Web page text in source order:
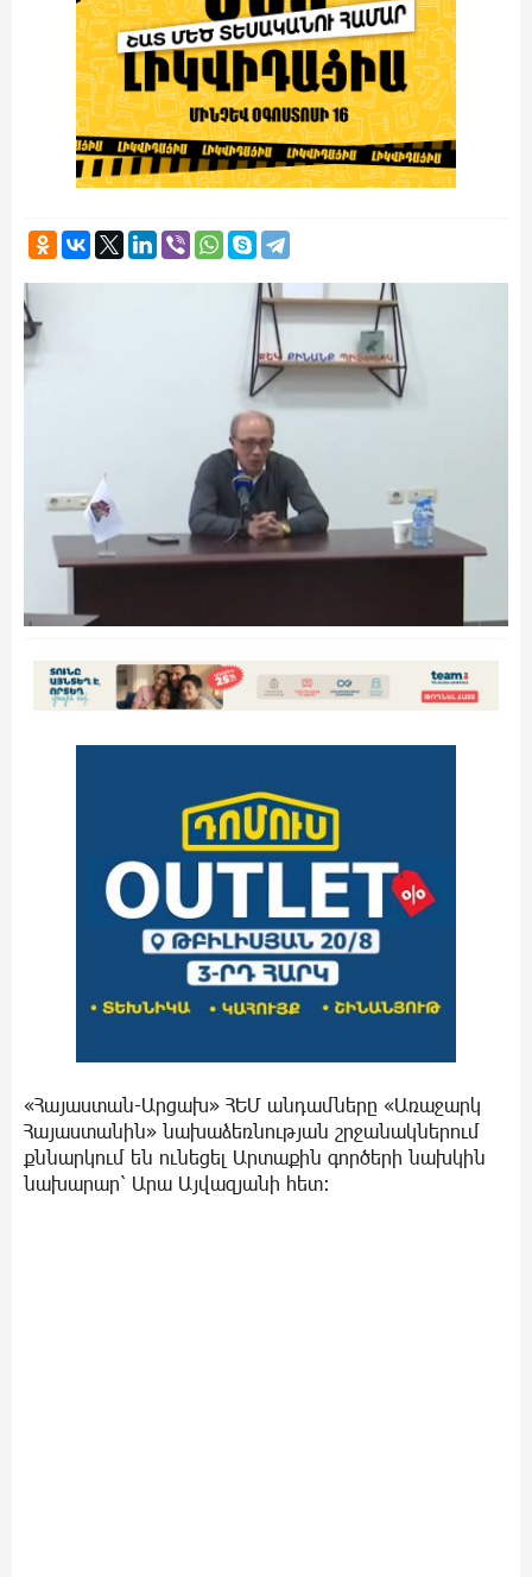
«Հայաստան-Արցախ» ՀԵՄ անդամները «Առաջարկ
Հայաստանին» նախաձեռնության շրջանակներում
քննարկում են ունեցել Արտաքին գործերի նախկին
նախարար՝ Արա Այվազյանի հետ։